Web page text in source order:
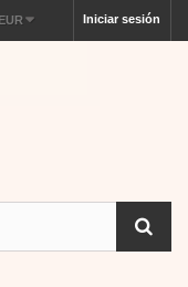
Iniciar sesión
EUR